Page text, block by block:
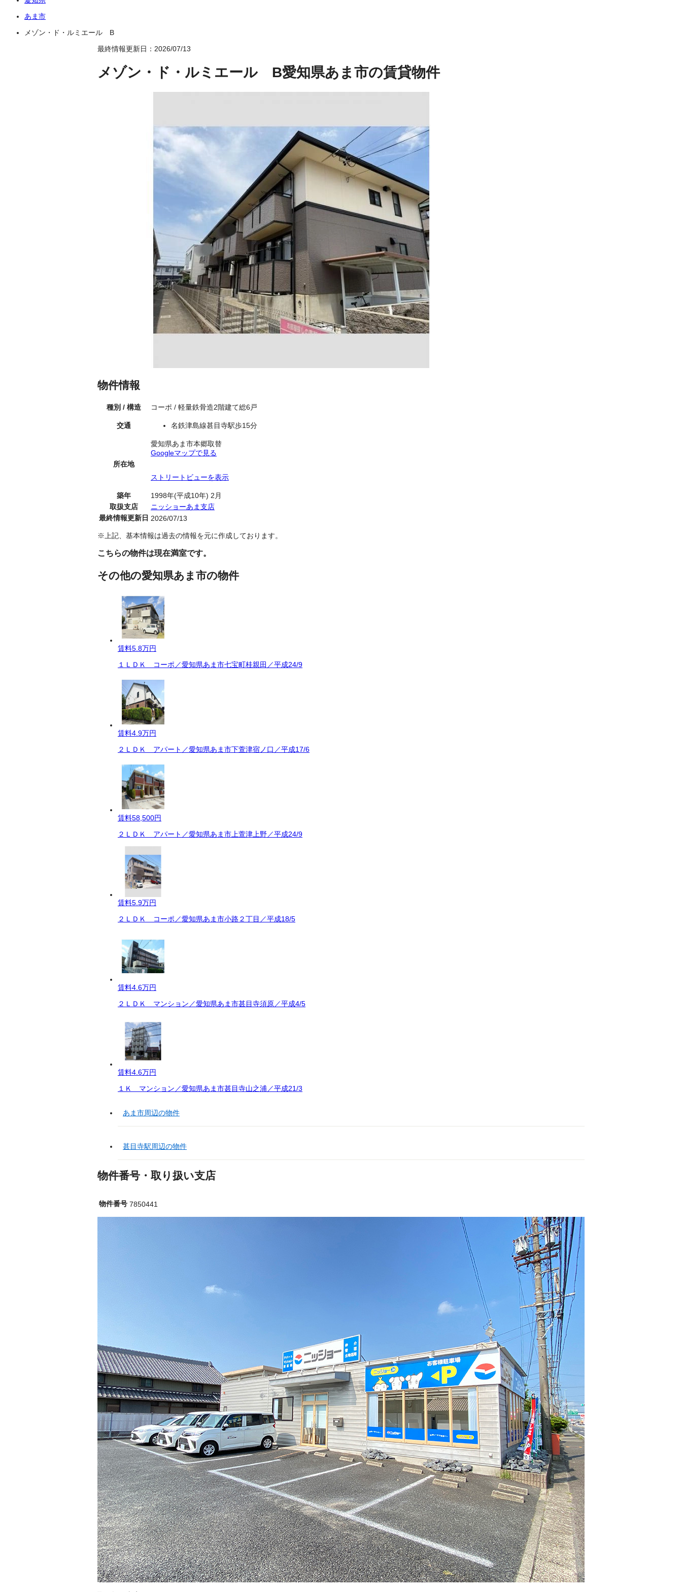
あま市
メゾン・ド・ルミエール B
最終情報更新日：2026/07/13
メゾン・ド・ルミエール B愛知県あま市の賃貸物件
物件情報
種別 / 構造 コーポ / 軽量鉄骨造2階建て総6戸
交通 名鉄津島線甚目寺駅歩15分
所在地
愛知県あま市本郷取替
Googleマップで見る
ストリートビューを表示
築年
1998年(平成10年) 2月
取扱支店
ニッショーあま支店
最終情報更新日 2026/07/13
※上記、基本情報は過去の情報を元に作成しております。
こちらの物件は現在満室です。
その他の愛知県あま市の物件
賃料5.8万円
１ＬＤＫ コーポ／愛知県あま市七宝町桂親田／平成24/9
賃料4.9万円
２ＬＤＫ アパート／愛知県あま市下萱津宿ノ口／平成17/6
賃料58,500円
２ＬＤＫ アパート／愛知県あま市上萱津上野／平成24/9
賃料5.9万円
２ＬＤＫ コーポ／愛知県あま市小路２丁目／平成18/5
賃料4.6万円
２ＬＤＫ マンション／愛知県あま市甚目寺須原／平成4/5
賃料4.6万円
１Ｋ マンション／愛知県あま市甚目寺山之浦／平成21/3
あま市周辺の物件
甚目寺駅周辺の物件
物件番号・取り扱い支店
物件番号 7850441